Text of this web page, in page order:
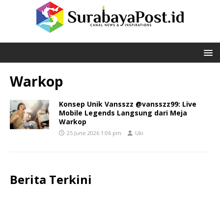
Warkop
Konsep Unik Vansszz @vansszz99: Live
Mobile Legends Langsung dari Meja
Warkop
25 June 2026 1:06 pm Uki
Berita Terkini